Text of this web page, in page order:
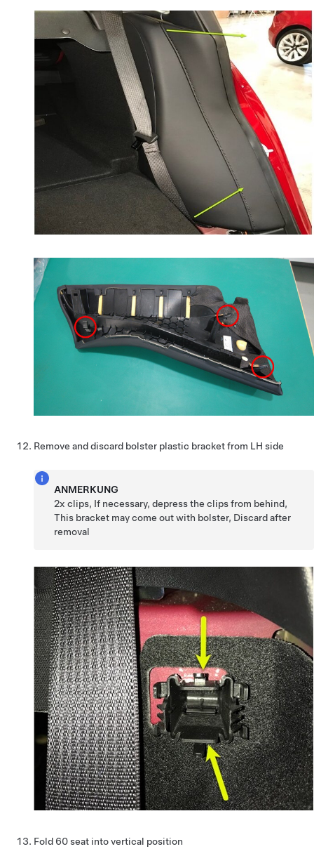
Remove and discard bolster plastic bracket from LH side
ANMERKUNG
2x clips, If necessary, depress the clips from behind,
This bracket may come out with bolster, Discard after
removal
Fold 60 seat into vertical position